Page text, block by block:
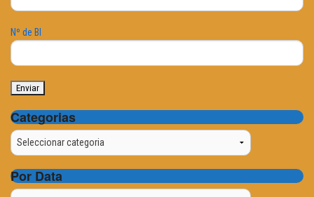
Nº de BI
Categorias
Categorias
Por Data